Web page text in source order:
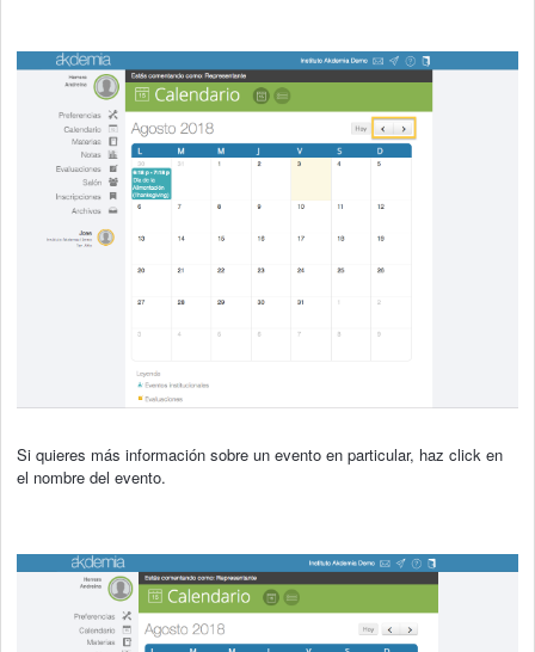
Si quieres más información sobre un evento en particular, haz click en
el nombre del evento.